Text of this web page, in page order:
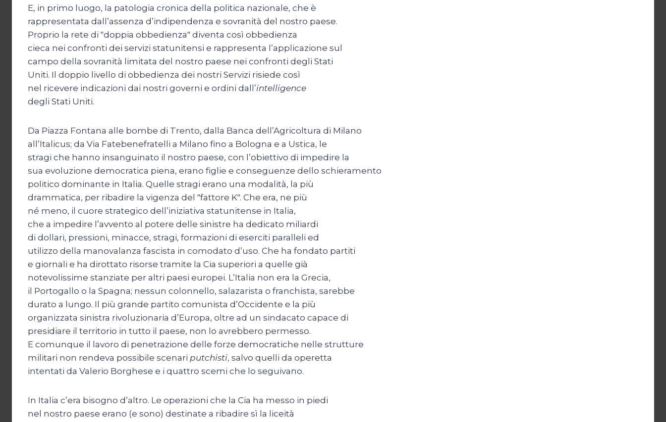
E, in primo luogo, la patologia cronica della politica nazionale, che è
rappresentata dall’assenza d’indipendenza e sovranità del nostro paese.
Proprio la rete di "doppia obbedienza" diventa così obbedienza
cieca nei confronti dei servizi statunitensi e rappresenta l’applicazione sul
campo della sovranità limitata del nostro paese nei confronti degli Stati
Uniti. Il doppio livello di obbedienza dei nostri Servizi risiede così
nel ricevere indicazioni dai nostri governi e ordini dall’intelligence
degli Stati Uniti.
Da Piazza Fontana alle bombe di Trento, dalla Banca dell’Agricoltura di Milano
all’Italicus; da Via Fatebenefratelli a Milano fino a Bologna e a Ustica, le
stragi che hanno insanguinato il nostro paese, con l’obiettivo di impedire la
sua evoluzione democratica piena, erano figlie e conseguenze dello schieramento
politico dominante in Italia. Quelle stragi erano una modalità, la più
drammatica, per ribadire la vigenza del "fattore K". Che era, ne più
né meno, il cuore strategico dell’iniziativa statunitense in Italia,
che a impedire l’avvento al potere delle sinistre ha dedicato miliardi
di dollari, pressioni, minacce, stragi, formazioni di eserciti paralleli ed
utilizzo della manovalanza fascista in comodato d’uso. Che ha fondato partiti
e giornali e ha dirottato risorse tramite la Cia superiori a quelle già
notevolissime stanziate per altri paesi europei. L’Italia non era la Grecia,
il Portogallo o la Spagna; nessun colonnello, salazarista o franchista, sarebbe
durato a lungo. Il più grande partito comunista d’Occidente e la più
organizzata sinistra rivoluzionaria d’Europa, oltre ad un sindacato capace di
presidiare il territorio in tutto il paese, non lo avrebbero permesso.
E comunque il lavoro di penetrazione delle forze democratiche nelle strutture
militari non rendeva possibile scenari putchisti, salvo quelli da operetta
intentati da Valerio Borghese e i quattro scemi che lo seguivano.
In Italia c’era bisogno d’altro. Le operazioni che la Cia ha messo in piedi
nel nostro paese erano (e sono) destinate a ribadire sì la liceità